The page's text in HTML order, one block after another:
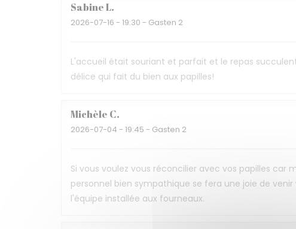
SabineL
2026-07-16 - 19:30 - Gasten 2
L'accueil était souriant et parfait et le repas
délice qui fait du bien aux papilles!
Michèle C
2026-07-04 - 19:45 - Gasten 2
Si vous voulez vous réconcilier avec vos papilles
personnel bien sympathique se fera une joie de
l'équipe installée aux fourneaux.